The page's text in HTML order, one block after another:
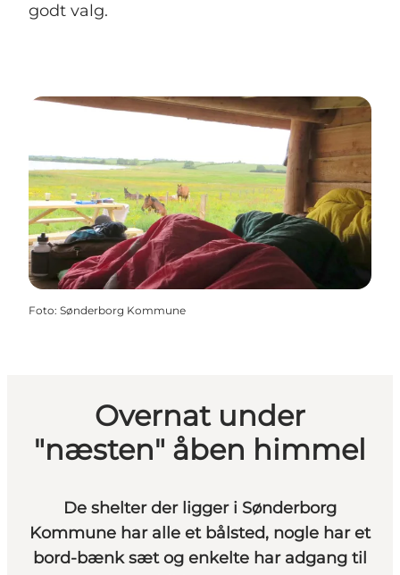
godt valg.
Foto: Sønderborg Kommune
Overnat under
"næsten" åben himmel
De shelter der ligger i Sønderborg
Kommune har alle et bålsted, nogle har et
bord-bænk sæt og enkelte har adgang til